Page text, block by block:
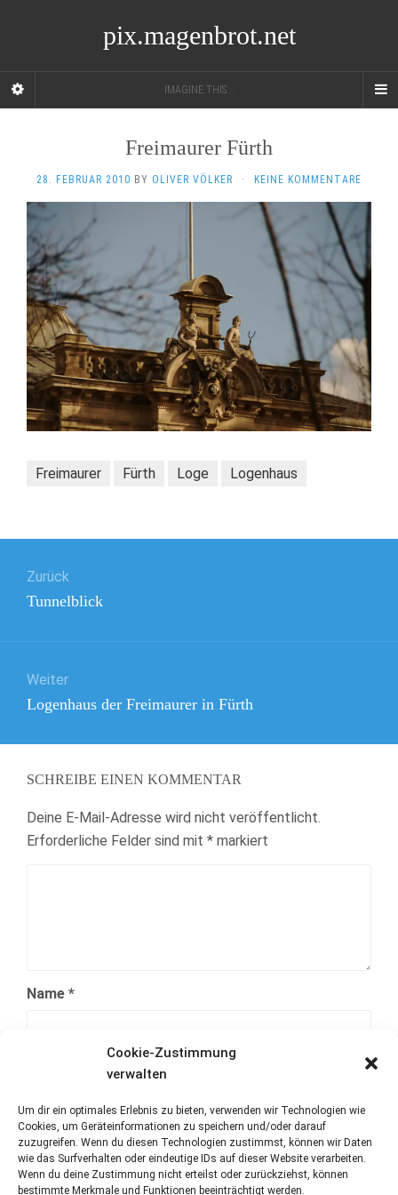
Cookie-Zustimmung
verwalten
Um dir ein optimales Erlebnis zu bieten, verwenden wir Technologien wie
Cookies, um Geräteinformationen zu speichern und/oder darauf
zuzugreifen. Wenn du diesen Technologien zustimmst, können wir Daten
wie das Surfverhalten oder eindeutige IDs auf dieser Website verarbeiten.
Wenn du deine Zustimmung nicht erteilst oder zurückziehst, können
bestimmte Merkmale und Funktionen beeinträchtigt werden.
pix.magenbrot.net
IMAGINE THIS...
Freimaurer Fürth
28. FEBRUAR 2010 BY OLIVER VÖLKER · KEINE KOMMENTARE
Freimaurer Fürth Loge Logenhaus
Zurück
Vorheriger
Tunnelblick
Weiter
Nächster
Logenhaus der Freimaurer in Fürth
SCHREIBE EINEN KOMMENTAR
Deine E-Mail-Adresse wird nicht veröffentlicht.
Erforderliche Felder sind mit * markiert
Name *
E-Mail-Adresse*
Website